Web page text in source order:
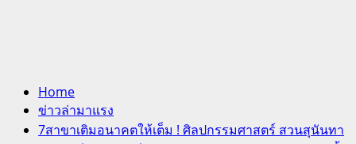
Home
ข่าวล่ามาแรง
7สาขาเติมอนาคตให้เต็ม ! ศิลปกรรมศาสตร์ สวนสุนันทา